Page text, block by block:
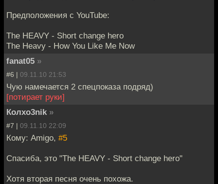
Предположения с YouTube:
The HEAVY - Short change hero
The Heavy - How You Like Me Now
fanat05 »
#6 | 09.11.10 21:53
Чую намечается 2 спецпоказа подряд)
[потирает руки]
Колxo3nik »
#7 | 09.11.10 22:09
Кому: Amigo, #5
Спасиба, это "The HEAVY - Short change hero"
Хотя вторая песня очень похожа.